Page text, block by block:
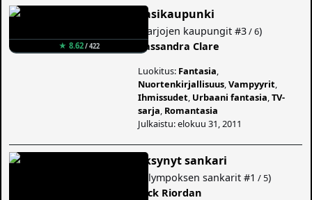
★ 8.62/ 422
Lasikaupunki
Varjojen kaupungit #3/ 6)
Cassandra Clare
Luokitus: Fantasia
Nuortenkirjallisuus ,Vampyyrit
Ihmissudet Urbaani fantasia ,TV-
sarja Romantasia
Julkaistu: elokuu 31, 2011
Eksynyt sankari
Olympoksen sankarit #1 / 5)
Rick Riordan